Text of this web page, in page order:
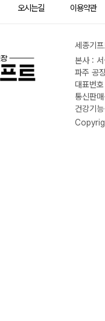
오시는길 이용약관
세종기
본사 :
파주 공
대표번
통신판
건강기